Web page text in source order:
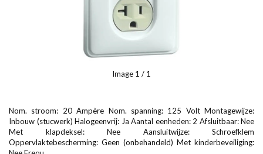
Image 1 / 1
Nom. stroom: 20 Ampère Nom. spanning: 125 Volt Montagewijze:
Inbouw (stucwerk) Halogeenvrij: Ja Aantal eenheden: 2 Afsluitbaar: Nee
Met klapdeksel: Nee Aansluitwijze: Schroefklem
Oppervlaktebescherming: Geen (onbehandeld) Met kinderbeveiliging: